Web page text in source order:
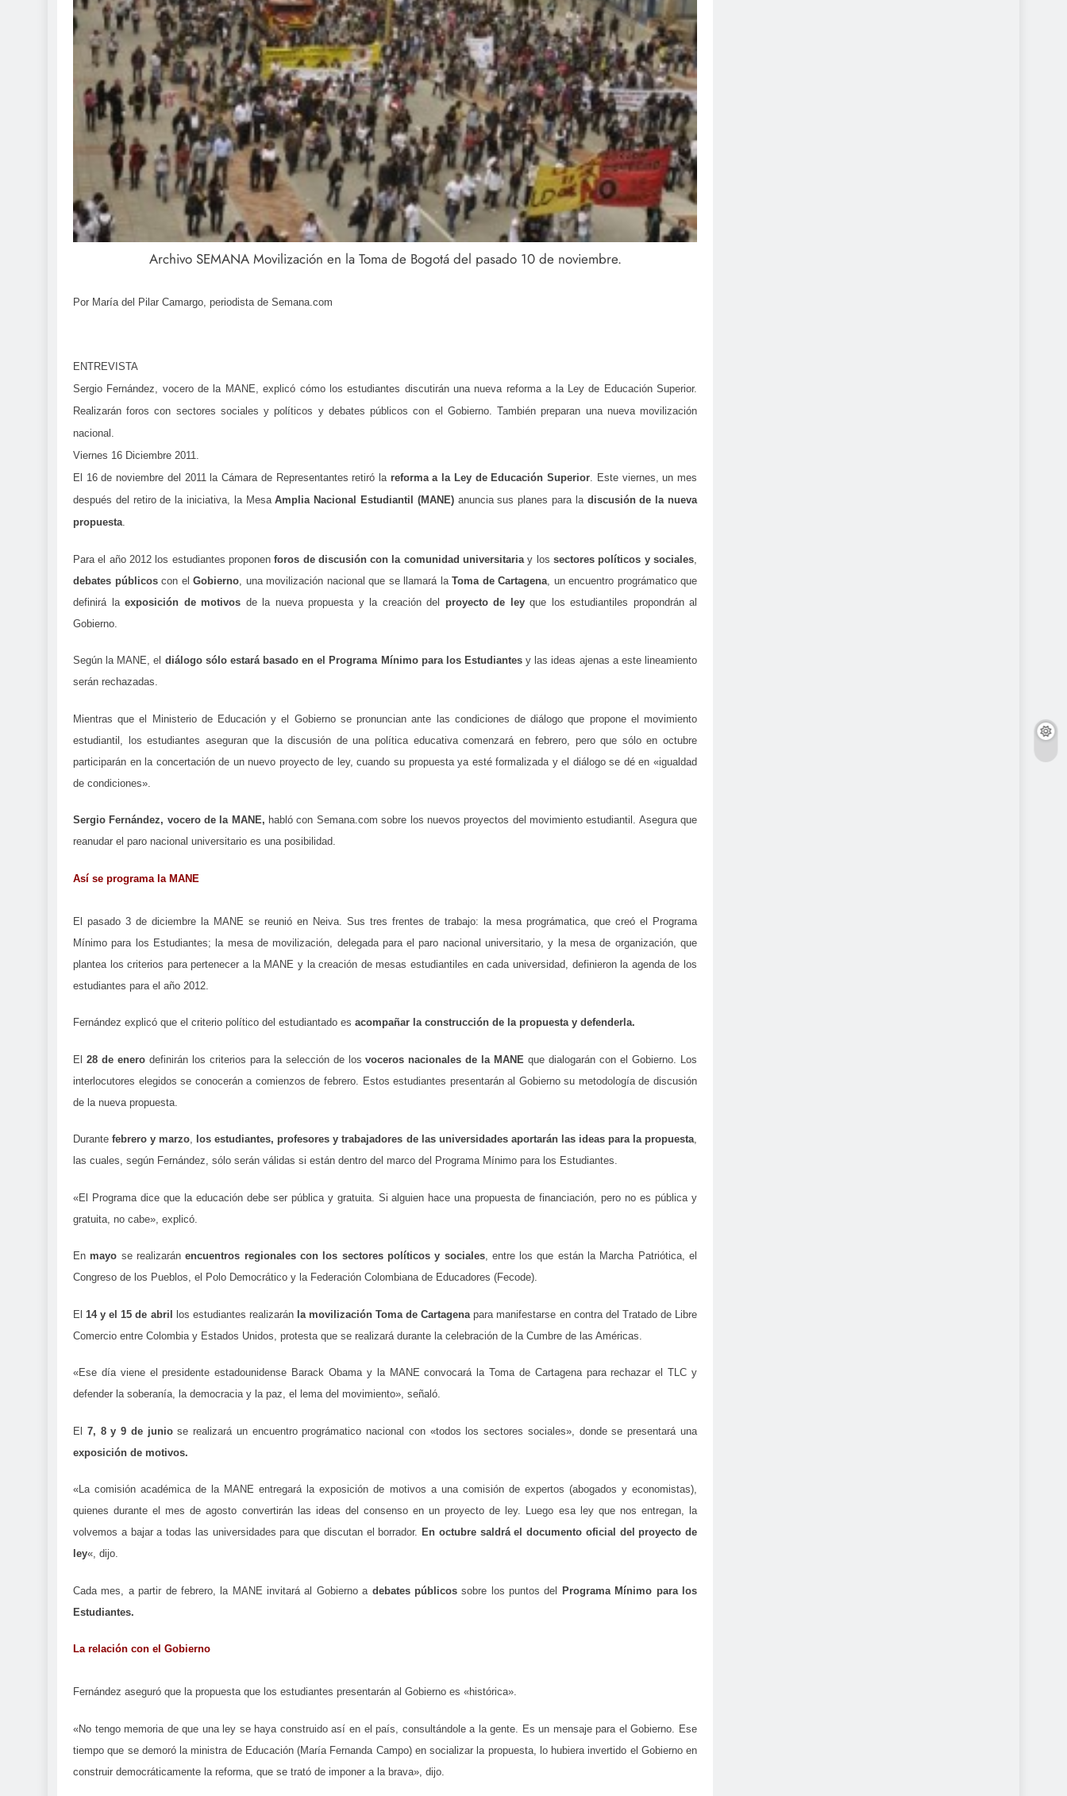
Archivo SEMANA Movilización en la Toma de Bogotá del pasado 10 de noviembre.
Por María del Pilar Camargo, periodista de Semana.com
ENTREVISTA
Sergio Fernández, vocero de la MANE, explicó cómo los estudiantes discutirán una nueva reforma a la Ley de Educación Superior.
Realizarán foros con sectores sociales y políticos y debates públicos con el Gobierno. También preparan una nueva movilización
nacional.
Viernes 16 Diciembre 2011.
El 16 de noviembre del 2011 la Cámara de Representantes retiró la reforma a la Ley de Educación Superior. Este viernes, un mes
después del retiro de la iniciativa, la MesaAmplia Nacional Estudiantil (MANE) anuncia sus planes para la discusión de la nueva
propuesta.
Para el año 2012 los estudiantes proponenforos de discusión con la comunidad universitaria y lossectores políticos y sociales
debates públicoscon el Gobierno , una movilización nacional que se llamará la Toma de Cartagena , un encuentro prográmatico que
definirá la exposición de motivos de la nueva propuesta y la creación del proyecto de leyque los estudiantiles propondrán al
Gobierno.
Según la MANE, el diálogo sólo estará basado en el Programa Mínimo para los Estudiantes y las ideas ajenas a este lineamiento
serán rechazadas.
Mientras que el Ministerio de Educación y el Gobierno se pronuncian ante las condiciones de diálogo que propone el movimiento
estudiantil, los estudiantes aseguran que la discusión de una política educativa comenzará en febrero, pero que sólo en octubre
participarán en la concertación de un nuevo proyecto de ley, cuando su propuesta ya esté formalizada y el diálogo se dé en «igualdad
de condiciones».
Sergio Fernández, vocero de la MANE, habló con Semana.com sobre los nuevos proyectos del movimiento estudiantil. Asegura que
reanudar el paro nacional universitario es una posibilidad.
Así se programa la MANE
El pasado 3 de diciembre la MANE se reunió en Neiva. Sus tres frentes de trabajo: la mesa prográmatica, que creó el Programa
Mínimo para los Estudiantes; la mesa de movilización, delegada para el paro nacional universitario, y la mesa de organización, que
plantea los criterios para pertenecer a la MANE y la creación de mesas estudiantiles en cada universidad, definieron la agenda de los
estudiantes para el año 2012.
Fernández explicó que el criterio político del estudiantado es acompañar la construcción de la propuesta y defenderla.
El 28 de enerodefinirán los criterios para la selección de losvoceros nacionales de la MANE que dialogarán con el Gobierno. Los
interlocutores elegidos se conocerán a comienzos de febrero. Estos estudiantes presentarán al Gobierno su metodología de discusión
de la nueva propuesta.
Durantefebrero y marzo, los estudiantes, profesores y trabajadores de las universidades aportarán las ideas para la propuesta,
las cuales, según Fernández, sólo serán válidas si están dentro del marco del Programa Mínimo para los Estudiantes.
«El Programa dice que la educación debe ser pública y gratuita. Si alguien hace una propuesta de financiación, pero no es pública y
gratuita, no cabe», explicó.
En mayo se realizaránencuentros regionales con los sectores políticos y sociales, entre los que están la Marcha Patriótica, el
Congreso de los Pueblos, el Polo Democrático y la Federación Colombiana de Educadores (Fecode).
El 14 y el 15 de abril los estudiantes realizarán la movilización Toma de Cartagena para manifestarse en contra del Tratado de Libre
Comercio entre Colombia y Estados Unidos, protesta que se realizará durante la celebración de la Cumbre de las Américas.
«Ese día viene el presidente estadounidense Barack Obama y la MANE convocará la Toma de Cartagena para rechazar el TLC y
defender la soberanía, la democracia y la paz, el lema del movimiento», señaló.
El 7, 8 y 9 de juniose realizará un encuentro prográmatico nacional con «todos los sectores sociales», donde se presentará una
exposición de motivos.
«La comisión académica de la MANE entregará la exposición de motivos a una comisión de expertos (abogados y economistas),
quienes durante el mes de agosto convertirán las ideas del consenso en un proyecto de ley. Luego esa ley que nos entregan, la
volvemos a bajar a todas las universidades para que discutan el borrador. En octubre saldrá el documento oficial del proyecto de
ley«, dijo.
Cada mes, a partir de febrero, la MANE invitará al Gobierno a debates públicossobre los puntos del Programa Mínimo para los
Estudiantes.
La relación con el Gobierno
Fernández aseguró que la propuesta que los estudiantes presentarán al Gobierno es «histórica».
«No tengo memoria de que una ley se haya construido así en el país, consultándole a la gente. Es un mensaje para el Gobierno. Ese
tiempo que se demoró la ministra de Educación (María Fernanda Campo) en socializar la propuesta, lo hubiera invertido el Gobierno en
construir democráticamente la reforma, que se trató de imponer a la brava», dijo.